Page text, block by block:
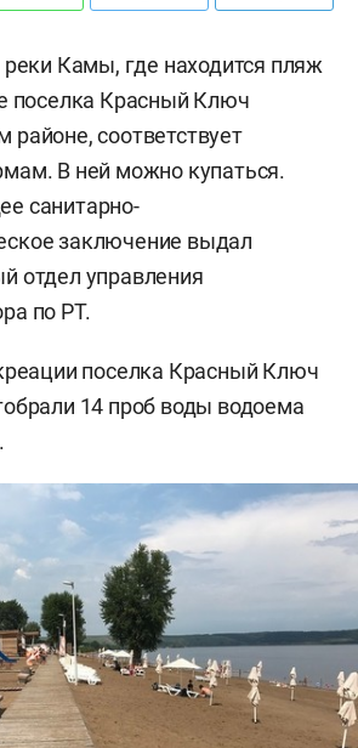
реки Камы, где находится пляж
поселка Красный Ключ
соответствует
В ней можно купаться.
санитарно-
заключение выдал
отдел управления
по РТ.
поселка Красный Ключ
14 проб воды водоема